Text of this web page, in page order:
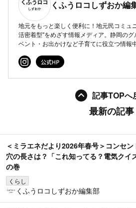
くふうロコしずおか編
地元をもっと楽しく便利に！地元民コミュ
活密着型"をめざす情報メディア。静岡の
ベント・お出かけなど子育てに役立つ情報
記事TOPへ
最新の記事
＜ミラエネだより2026年春号＞コンセン
穴の長さは？「これ知ってる？電気クイ
の巻
くらし
くふうロコしずおか編集部